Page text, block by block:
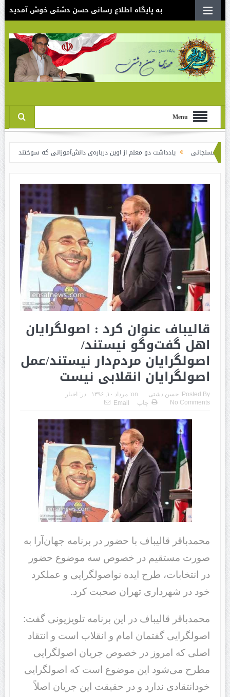
به پایگاه اطلاع رسانی حسن دشتی خوش آمدید
Menu
یادداشت دو معلم از اوین درباره‌ی دانش‌آموزانی که سوختند نقدی بر سند الگوی
قالیباف عنوان کرد : اصولگرایان
اهل گفت‌وگو نیستند/
اصولگرایان مردم‌دار نیستند/عمل
اصولگرایان انقلابی نیست
Posted By: حسن دشتی on: مرداد ۱۰, ۱۳۹۶ در: اخبار
No Comments
چاپ Email
محمدباقر قالیباف با حضور در برنامه جهان‌آرا به
صورت مستقیم در خصوص سه موضوع حضور
در انتخابات، طرح ایده نواصولگرایی و عملکرد
خود در شهرداری تهران صحبت کرد.
محمدباقر قالیباف در این برنامه تلویزیونی گفت:
اصولگرایی گفتمان امام و انقلاب است و انتقاد
اصلی‌ که امروز در خصوص جریان اصولگرایی
مطرح می‌شود این موضوع است که اصولگرایی
خودانتقادی ندارد و در حقیقت این جریان اصلاً